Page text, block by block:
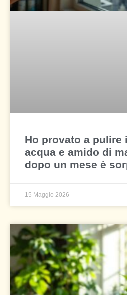
Ho provato a pulire
acqua e amido di
dopo un mese è
15 Maggio 2026